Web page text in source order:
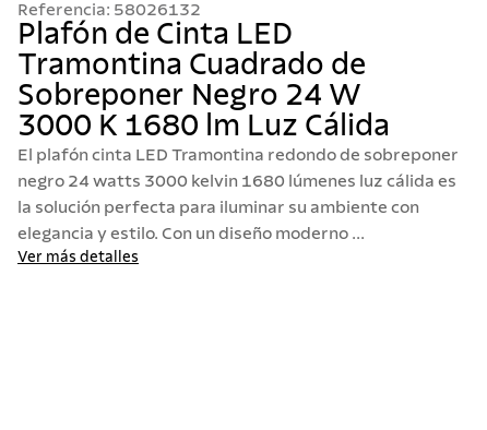
Referencia: 58026132
Plafón de Cinta LED
Tramontina Cuadrado de
Sobreponer Negro 24 W
3000 K 1680 lm Luz Cálida
El plafón cinta LED Tramontina redondo de sobreponer
negro 24 watts 3000 kelvin 1680 lúmenes luz cálida es
la solución perfecta para iluminar su ambiente con
elegancia y estilo. Con un diseño moderno ...
Ver más detalles
10. termo